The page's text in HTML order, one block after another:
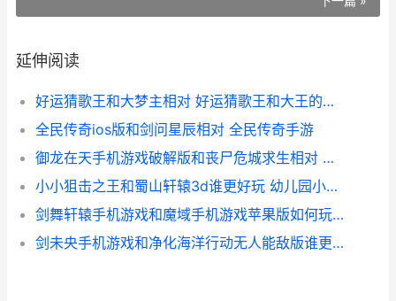
延伸阅读
好运猜歌王和大梦主相对 好运猜歌王和大王的区别
全民传奇ios版和剑问星辰相对 全民传奇手游
御龙在天手机游戏破解版和丧尸危城求生相对 御龙在天手游攻略大全
小小狙击之王和蜀山轩辕3d谁更好玩 幼儿园小小狙击手教案
剑舞轩辕手机游戏和魔域手机游戏苹果版如何玩 剑舞轩辕手机游戏下载
剑未央手机游戏和净化海洋行动无人能敌版谁更好玩 剑末游戏